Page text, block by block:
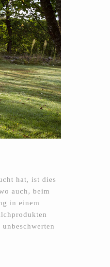
hat, ist dies
auch, beim
in einem